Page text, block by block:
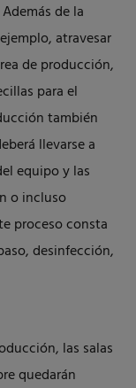
de la
atravesar
de producción,
para el
también
llevarse a
equipo y las
o incluso
proceso consta
desinfección,
las salas
quedarán